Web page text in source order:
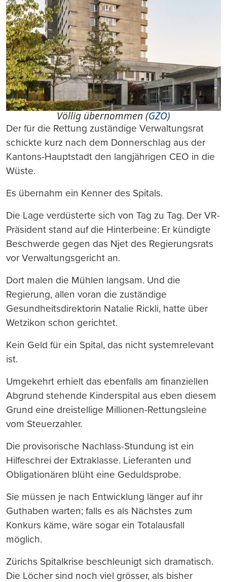
Völlig übernommen (GZO)
Der für die Rettung zuständige Verwaltungsrat
schickte kurz nach dem Donnerschlag aus der
Kantons-Hauptstadt den langjährigen CEO in die
Wüste.
Es übernahm ein Kenner des Spitals.
Die Lage verdüsterte sich von Tag zu Tag. Der VR-
Präsident stand auf die Hinterbeine: Er kündigte
Beschwerde gegen das Njet des Regierungsrats
vor Verwaltungsgericht an.
Dort malen die Mühlen langsam. Und die
Regierung, allen voran die zuständige
Gesundheitsdirektorin Natalie Rickli, hatte über
Wetzikon schon gerichtet.
Kein Geld für ein Spital, das nicht systemrelevant
ist.
Umgekehrt erhielt das ebenfalls am finanziellen
Abgrund stehende Kinderspital aus eben diesem
Grund eine dreistellige Millionen-Rettungsleine
vom Steuerzahler.
Die provisorische Nachlass-Stundung ist ein
Hilfeschrei der Extraklasse. Lieferanten und
Obligationären blüht eine Geduldsprobe.
Sie müssen je nach Entwicklung länger auf ihr
Guthaben warten; falls es als Nächstes zum
Konkurs käme, wäre sogar ein Totalausfall
möglich.
Zürichs Spitalkrise beschleunigt sich dramatisch.
Die Löcher sind noch viel grösser, als bisher